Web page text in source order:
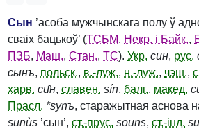
Сын ’асоба мужчынскага полу ў
сваіх бацькоў’ (ТСБМ, Некр. і Байк.,
ПЗБ, Маш., Стан., ТС). Укр. син, рус.
сынъ, польск., в.-луж., н.-луж., чэш.,
харв. си̑н, славен. sín, балг., макед.
Прасл. *synъ, старажытная аснова
sūnùs ’сын’, ст.-прус. souns, ст.-інд.